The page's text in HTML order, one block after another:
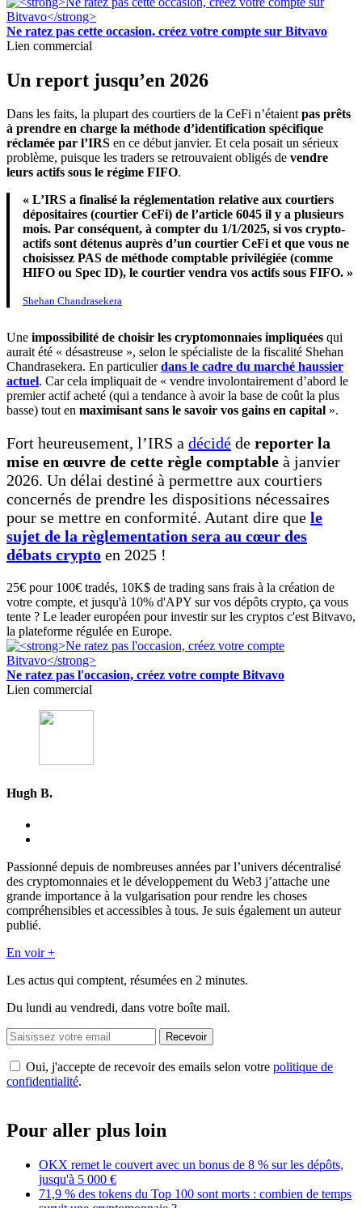
Ne ratez pas cette occasion, créez votre compte sur Bitvavo
Lien commercial
Un report jusqu’en 2026
Dans les faits, la plupart des courtiers de la CeFi n’étaientpas prêts
à prendre en charge la méthode d’identification spécifique
réclamée par l’IRS en ce début janvier. Et cela posait un sérieux
problème, puisque les traders se retrouvaient obligés de vendre
leurs actifs sous le régime FIFO.
« L’IRS a finalisé la réglementation relative aux courtiers
dépositaires (courtier CeFi) de l’article 6045 il y a plusieurs
mois. Par conséquent, à compter du 1/1/2025, si vos crypto-
actifs sont détenus auprès d’un courtier CeFi et que vous ne
choisissez PAS de méthode comptable privilégiée (comme
HIFO ou Spec ID), le courtier vendra vos actifs sous FIFO. »
Shehan Chandrasekera
Une impossibilité de choisir les cryptomonnaies impliquées qui
aurait été « désastreuse », selon le spécialiste de la fiscalité Shehan
Chandrasekera. En particulierdans le cadre du marché haussier
actuel. Car cela impliquait de « vendre involontairement d’abord le
premier actif acheté (qui a tendance à avoir la base de coût la plus
basse) tout en maximisant sans le savoir vos gains en capital ».
Fort heureusement, l’IRS a décidé de reporter la
mise en œuvre de cette règle comptable à janvier
2026. Un délai destiné à permettre aux courtiers
concernés de prendre les dispositions nécessaires
pour se mettre en conformité. Autant dire que le
sujet de la règlementation sera au cœur des
débats crypto en 2025 !
25€ pour 100€ tradés, 10K$ de trading sans frais à la création de
votre compte, et jusqu'à 10% d'APY sur vos dépôts crypto, ça vous
tente ? Le leader européen pour investir sur les cryptos c'est Bitvavo,
la plateforme régulée en Europe.
Ne ratez pas l'occasion, créez votre compte Bitvavo
Lien commercial
Hugh B.
Passionné depuis de nombreuses années par l’univers décentralisé
des cryptomonnaies et le développement du Web3 j’attache une
grande importance à la vulgarisation pour rendre les choses
compréhensibles et accessibles à tous. Je suis également un auteur
publié.
En voir +
Les actus qui comptent, résumées en 2 minutes.
Du lundi au vendredi, dans votre boîte mail.
Recevoir
Oui, j'accepte de recevoir des emails selon votre politique de
confidentialité.
Pour aller plus loin
OKX remet le couvert avec un bonus de 8 % sur les dépôts,
jusqu'à 5 000 €
71,9 % des tokens du Top 100 sont morts : combien de temps